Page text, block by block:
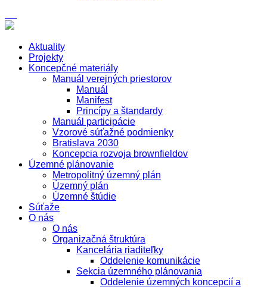
Aktuality
Projekty
Koncepčné materiály
Manuál verejných priestorov
Manuál
Manifest
Princípy a štandardy
Manuál participácie
Vzorové súťažné podmienky
Bratislava 2030
Koncepcia rozvoja brownfieldov
Územné plánovanie
Metropolitný územný plán
Územný plán
Územné štúdie
Súťaže
O nás
O nás
Organizačná štruktúra
Kancelária riaditeľky
Oddelenie komunikácie
Sekcia územného plánovania
Oddelenie územných koncepcií a